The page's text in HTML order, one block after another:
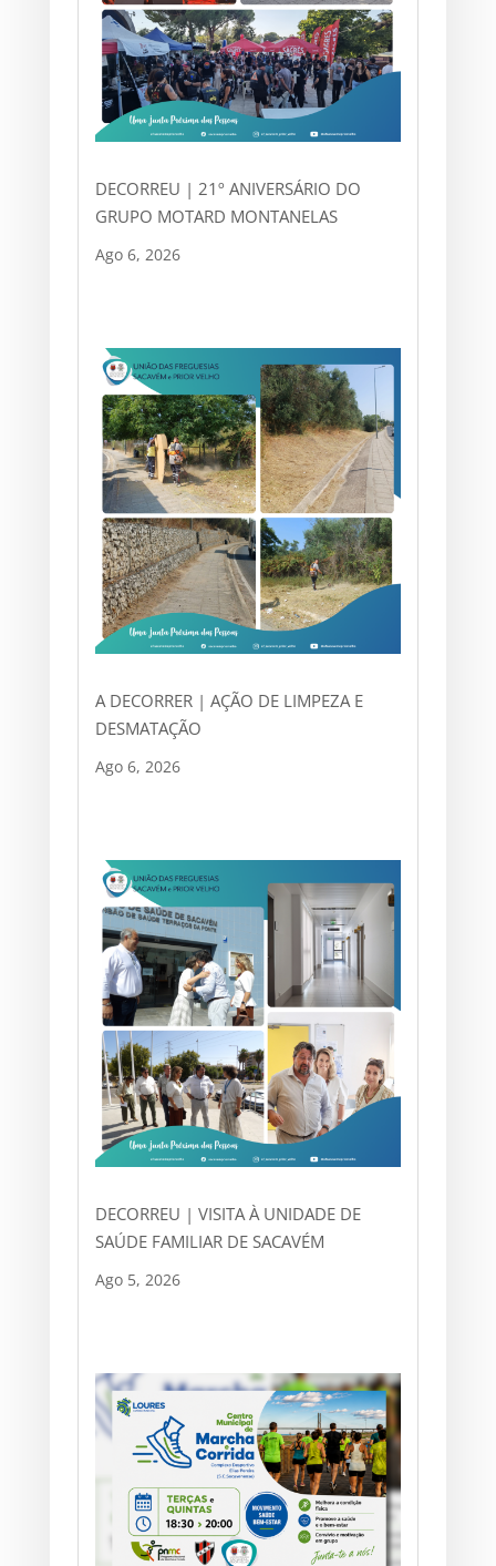
DECORREU | 21º ANIVERSÁRIO DO
GRUPO MOTARD MONTANELAS
Ago 6, 2026
A DECORRER | AÇÃO DE LIMPEZA E
DESMATAÇÃO
Ago 6, 2026
DECORREU | VISITA À UNIDADE DE
SAÚDE FAMILIAR DE SACAVÉM
Ago 5, 2026